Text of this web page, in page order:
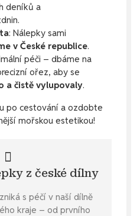
deníků a
: Nálepky sami
v České republice.
péči – dbáme na
ořez, aby se
a čistě vylupovaly.
po cestování a ozdobte
mořskou estetikou!
z české dílny
s péčí v naší dílně
kraje – od prvního